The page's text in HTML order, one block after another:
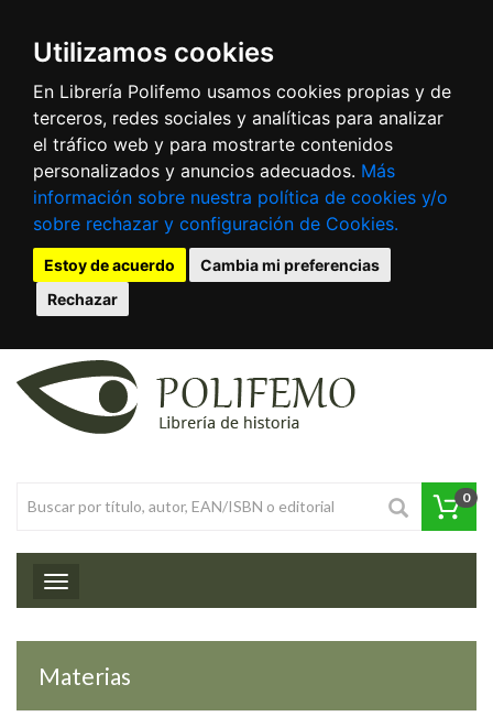
Utilizamos cookies
En Librería Polifemo usamos cookies propias y de
terceros, redes sociales y analíticas para analizar
el tráfico web y para mostrarte contenidos
personalizados y anuncios adecuados. Más
información sobre nuestra política de cookies y/o
sobre rechazar y configuración de Cookies.
Estoy de acuerdo
Cambia mi preferencias
Rechazar
0
Toggle navigation
Materias